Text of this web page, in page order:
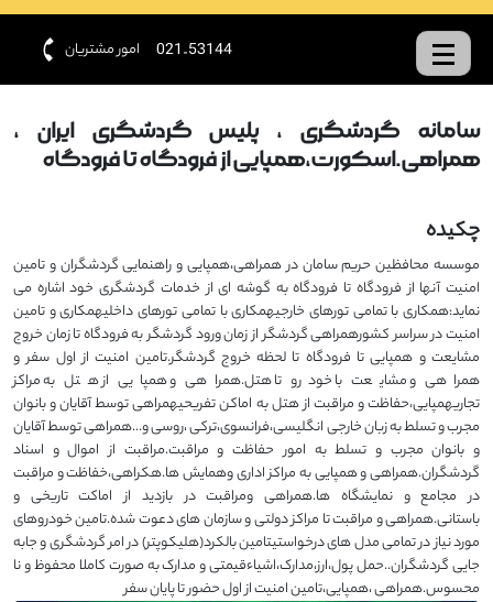
021-53144 امور مشتریان
سامانه گردشگری ، پلیس گردشگری ایران ،
همراهی.اسکورت،همپایی از فرودگاه تا فرودگاه
چکیده
موسسه محافظین حریم سامان در همراهی،همپایی و راهنمایی گردشگران و تامین
امنیت آنها از فرودگاه تا فرودگاه به گوشه ای از خدمات گردشگری خود اشاره می
نماید:همکاری با تمامی تورهای خارجیهمکاری با تمامی تورهای داخلیهمکاری و تامین
امنیت در سراسر کشورهمراهی گردشگر از زمان ورود گردشگر به فرودگاه تا زمان خروج
مشایعت و همپایی تا فرودگاه تا لحظه خروج گردشگر.تامین امنیت از اول سفر و
همراهی و مشایعت با خودرو تا هتل.همراهی و همپایی از هتل به مراکز
تجاریهمپایی،حفاظت و مراقبت از هتل به اماکن تفریحیهمراهی توسط آقایان و بانوان
مجرب و تسلط به زبان خارجی انگلیسی،فرانسوی،ترکی ،روسی و...همراهی توسط آقایان
و بانوان مجرب و تسلط به امور حفاظت و مراقبت.مراقبت از اموال و اسناد
گردشگران.همراهی و همپایی به مراکز اداری وهمایش ها.هکراهی،خفاظت و مراقبت
در مجامع و نمایشگاه ها.همراهی ومراقبت در بازدید از اماکت تاریخی و
باستانی.همراهی و مراقبت تا مراکز دولتی و سازمان های دعوت شده.تامین خودروهای
مورد نیاز در تمامی مدل های درخواستیتامین بالکرد(هلیکوپتر) در امر گردشگری و جابه
جایی گردشگران..حمل پول،ارز،مدارک،اشیاءقیمتی و مدارک به صورت کاملا محفوظ و نا
محسوس.همراهی ،همپایی،تامین امنیت از اول حضور تا پایان سفر